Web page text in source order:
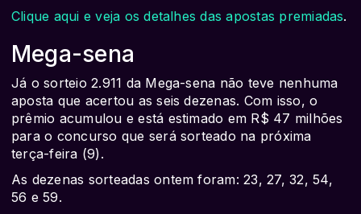
Clique aqui e veja os detalhes das apostas premiadas.
Mega-sena
Já o sorteio 2.911 da Mega-sena não teve nenhuma
aposta que acertou as seis dezenas. Com isso, o
prêmio acumulou e está estimado em R$ 47 milhões
para o concurso que será sorteado na próxima
terça-feira (9).
As dezenas sorteadas ontem foram: 23, 27, 32, 54,
56 e 59.